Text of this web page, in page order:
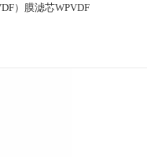
）膜滤芯WPVDF